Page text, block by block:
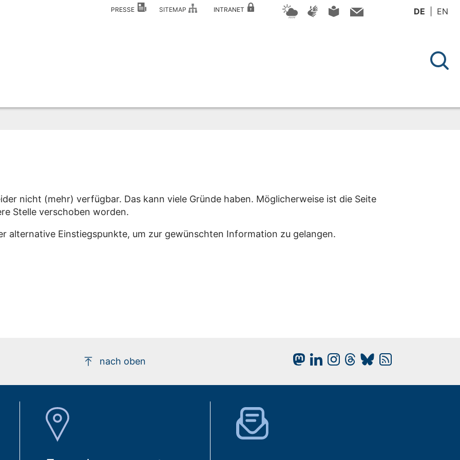
PRESSE SITEMAP INTRANET DE EN
nicht (mehr) verfügbar. Das kann viele Gründe haben. Möglicherweise ist die Seite
Stelle verschoben worden.
alternative Einstiegspunkte, um zur gewünschten Information zu gelangen.
nach oben